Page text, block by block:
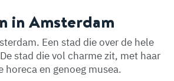
in Amsterdam
Een stad die over de hele
stad die vol charme zit, met haar
horeca en genoeg musea.